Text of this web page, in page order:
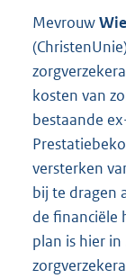
Mevrouw
kosten van
bestaande
versterken
bij te dragen
de financiële
plan is hier